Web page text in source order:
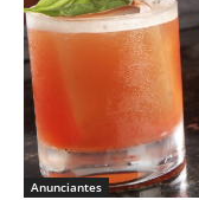
Anunciantes